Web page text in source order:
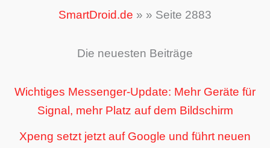
SmartDroid.de » » Seite 2883
Die neuesten Beiträge
Wichtiges Messenger-Update: Mehr Geräte für
Signal, mehr Platz auf dem Bildschirm
Xpeng setzt jetzt auf Google und führt neuen